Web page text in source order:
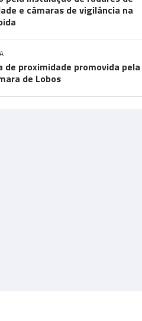
e câmaras de vigilância na
de proximidade promovida pela
de Lobos